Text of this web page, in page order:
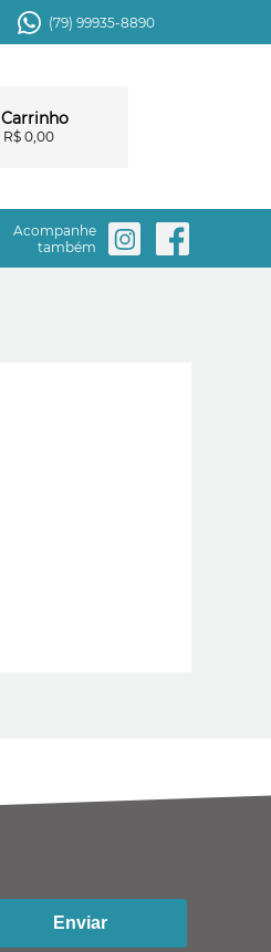
(79) 99935-8890
Carrinho
R$ 0,00
Acompanhe
também
Enviar